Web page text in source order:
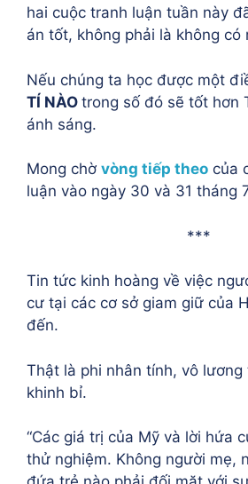
hai cuộc tranh luận tuần này
án tốt, không phải là không có
Nếu chúng ta học được một
TÍ NÀO trong số đó sẽ tốt hơn
ánh sáng.
Mong chờ vòng tiếp theo của
luận vào ngày 30 và 31 tháng
***
Tin tức kinh hoàng về việc
cư tại các cơ sở giam giữ của
đến.
Thật là phi nhân tính, vô lương
khinh bỉ.
“Các giá trị của Mỹ và lời hứa
thử nghiệm. Không người mẹ,